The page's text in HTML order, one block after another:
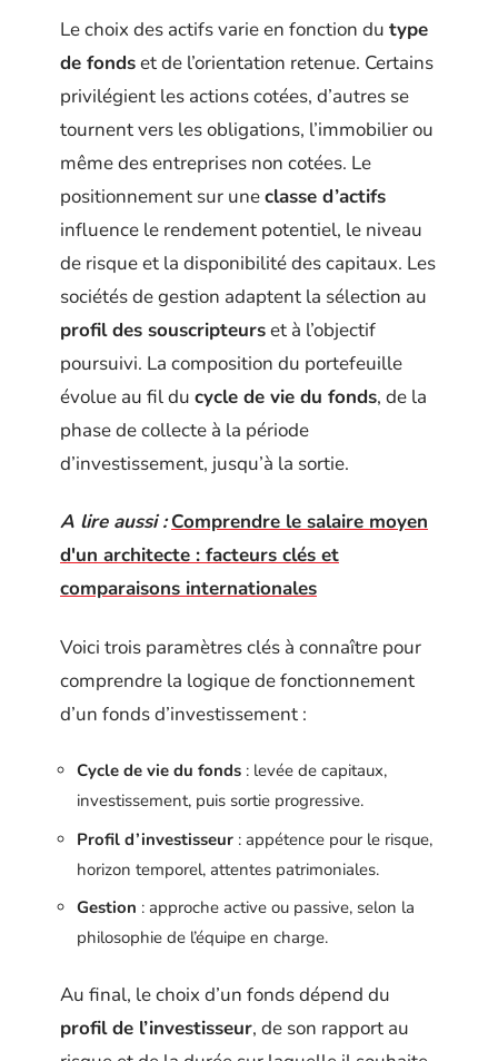
Le choix des actifs varie en fonction du type
de fondset de l’orientation retenue. Certains
privilégient les actions cotées, d’autres se
tournent vers les obligations, l’immobilier ou
même des entreprises non cotées. Le
positionnement sur uneclasse d’actifs
influence le rendement potentiel, le niveau
de risque et la disponibilité des capitaux. Les
sociétés de gestion adaptent la sélection au
profil des souscripteurset à l’objectif
poursuivi. La composition du portefeuille
évolue au fil du cycle de vie du fonds, de la
phase de collecte à la période
d’investissement, jusqu’à la sortie.
A lire aussi : Comprendre le salaire moyen
d'un architecte : facteurs clés et
comparaisons internationales
Voici trois paramètres clés à connaître pour
comprendre la logique de fonctionnement
d’un fonds d’investissement :
Cycle de vie du fonds : levée de capitaux,
investissement, puis sortie progressive.
Profil d’investisseur : appétence pour le risque,
horizon temporel, attentes patrimoniales.
Gestion : approche active ou passive, selon la
philosophie de l’équipe en charge.
Au final, le choix d’un fonds dépend du
profil de l’investisseur, de son rapport au